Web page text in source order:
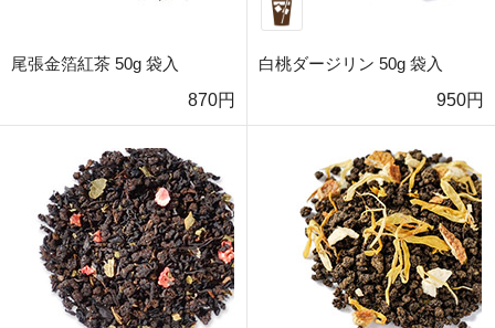
尾張金箔紅茶 50g 袋入
870円
白桃ダージリン 50g 袋入
950円